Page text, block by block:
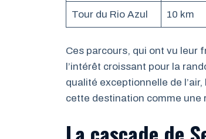
Tour du Rio Azul 10 km
Ces parcours, qui ont vu leur
l’intérêt croissant pour la
qualité exceptionnelle de
cette destination comme une